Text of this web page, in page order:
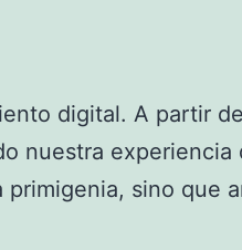
digital. A partir
nuestra experiencia
sino que